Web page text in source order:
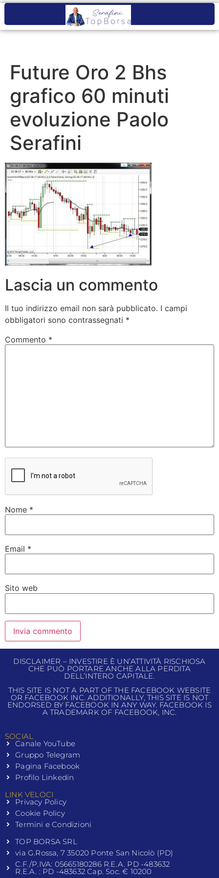
Future Oro 2 Bhs
grafico 60 minuti
evoluzione Paolo
Serafini
Lascia un commento
Il tuo indirizzo email non sarà pubblicato. I campi
obbligatori sono contrassegnati *
Commento *
Nome *
Email *
Sito web
DISCLAIMER – INVESTIRE È UN’ATTIVITÀ RISCHIOSA
CHE PUÒ PORTARE ANCHE ALLA PERDITA
DELL’INTERO CAPITALE.
THIS SITE IS NOT A PART OF THE FACEBOOK WEBSITE
OR FACEBOOK INC. ADDITIONALLY, THIS SITE IS NOT
ENDORSED BY FACEBOOK IN ANY WAY. FACEBOOK IS
A TRADEMARK OF FACEBOOK, INC.
SOCIAL
Canale YouTube
Gruppo Telegram
Pagina Facebook
Profilo Linkedin
LINK VELOCI
Privacy Policy
Cookie Policy
Termini e Condizioni
TOP BORSA SRL
via G.Rossa, 7 35020 Ponte San Nicolò (PD)
C.F./P.IVA: 05665180286 R.E.A. PD -483632
R.E.A. : PD -483632 Cap. Soc. € 10200